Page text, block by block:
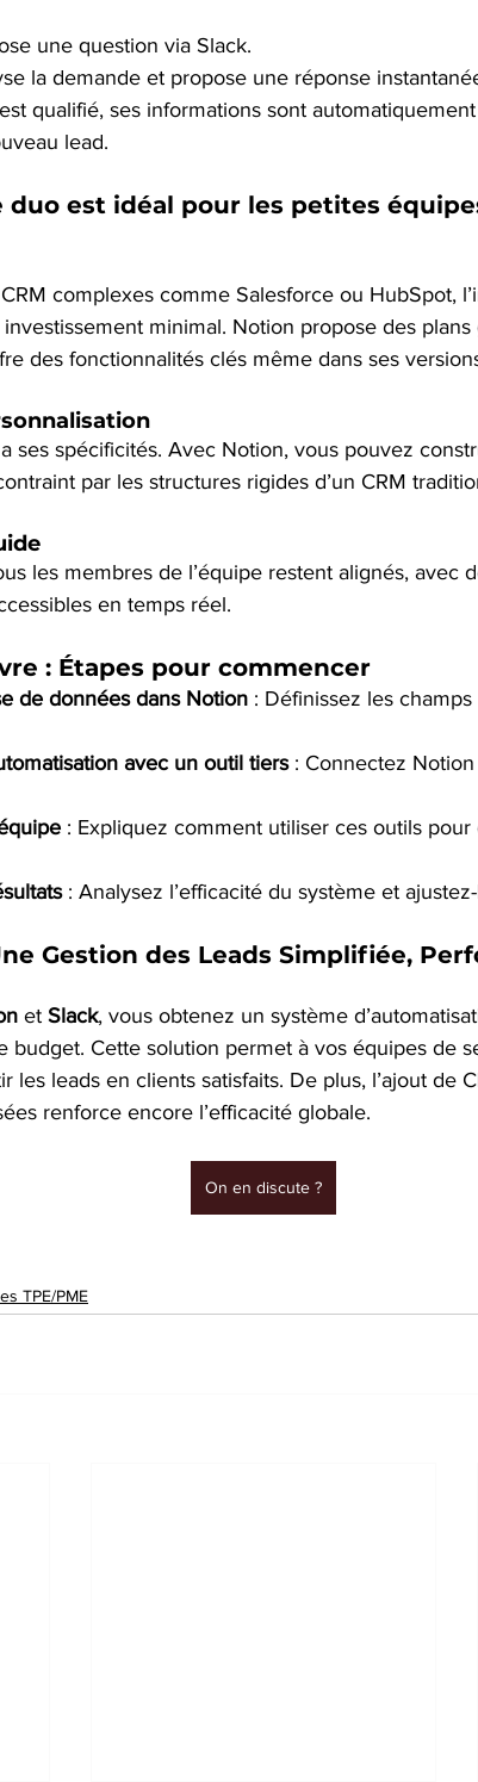
une question via Slack.
la demande et propose une réponse
qualifié, ses informations sont
lead.
duo est idéal pour les petites
complexes comme Salesforce ou HubSpot,
investissement minimal. Notion propose des
des fonctionnalités clés même dans ses
ses spécificités. Avec Notion, vous pouvez
par les structures rigides d’un CRM
les membres de l’équipe restent alignés, avec
en temps réel.
: Étapes pour commencer
de données dans Notion : Définissez les
avec un outil tiers : Connectez Notion
: Expliquez comment utiliser ces outils
: Analysez l’efficacité du système et
Gestion des Leads Simplifiée,
et Slack, vous obtenez un système
budget. Cette solution permet à vos équipes de
les leads en clients satisfaits. De plus, l’ajout de
renforce encore l’efficacité globale.
On en discute ?
TPE/PME